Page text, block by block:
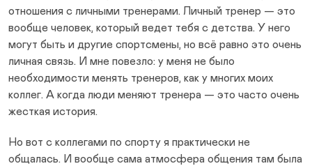
отношения с личными тренерами. Личный тренер — это
вообще человек, который ведет тебя с детства. У него
могут быть и другие спортсмены, но всё равно это очень
личная связь. И мне повезло: у меня не было
необходимости менять тренеров, как у многих моих
коллег. А когда люди меняют тренера — это часто очень
жесткая история.
Но вот с коллегами по спорту я практически не
общалась. И вообще сама атмосфера общения там была